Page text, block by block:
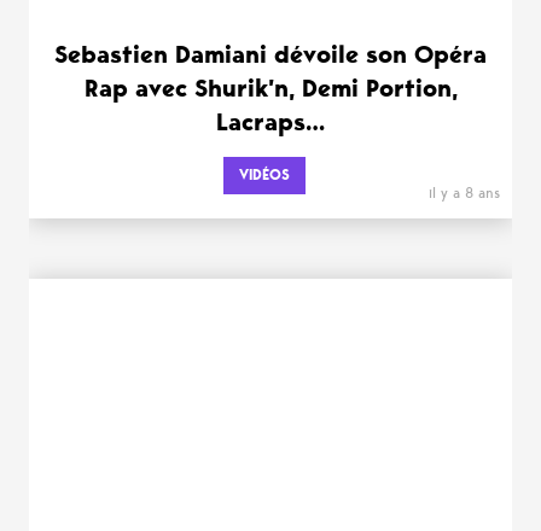
Sebastien Damiani dévoile son Opéra
Rap avec Shurik’n, Demi Portion,
Lacraps…
VIDÉOS
il y a 8 ans